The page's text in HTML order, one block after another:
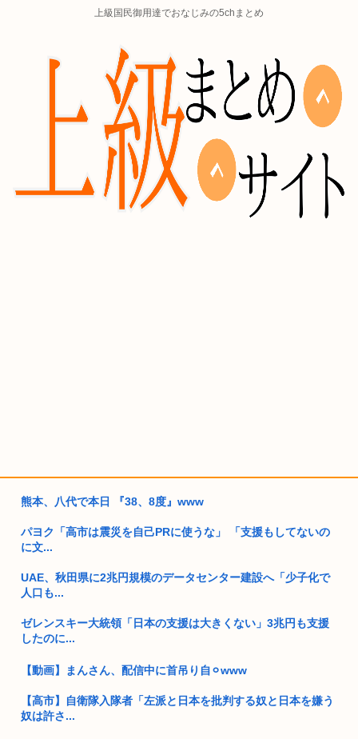
上級国民御用達でおなじみの5chまとめ
熊本、八代で本日 『38、8度』www
パヨク「高市は震災を自己PRに使うな」 「支援もしてないの
に文...
UAE、秋田県に2兆円規模のデータセンター建設へ「少子化で
人口も...
ゼレンスキー大統領「日本の支援は大きくない」3兆円も支援
したのに...
【動画】まんさん、配信中に首吊り自⚪︎www
【高市】自衛隊入隊者「左派と日本を批判する奴と日本を嫌う
奴は許さ...